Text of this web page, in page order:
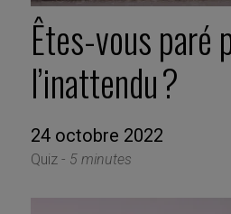
Êtes-vous paré
l’inattendu ?
24 octobre 2022
Quiz - 5 minutes